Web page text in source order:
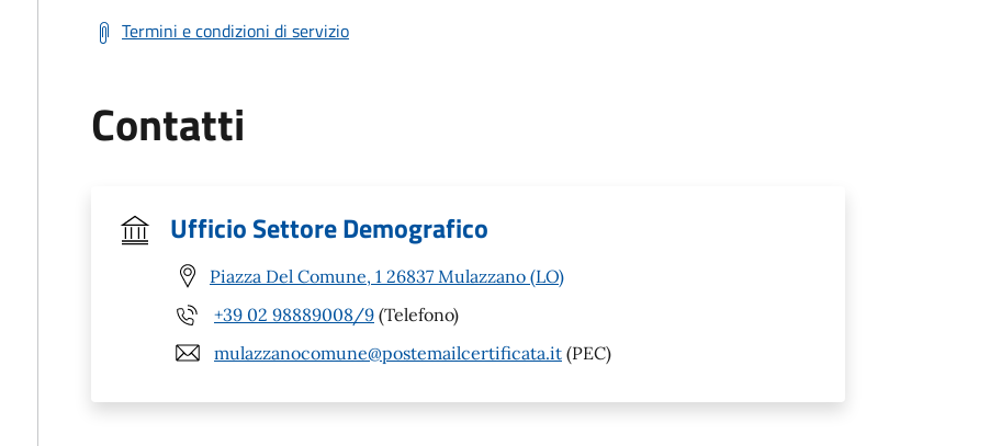
Termini e condizioni di servizio
Contatti
Ufficio Settore Demografico
Piazza Del Comune, 1 26837 Mulazzano (LO)
+39 02 98889008/9 (Telefono)
mulazzanocomune@postemailcertificata.it (PEC)